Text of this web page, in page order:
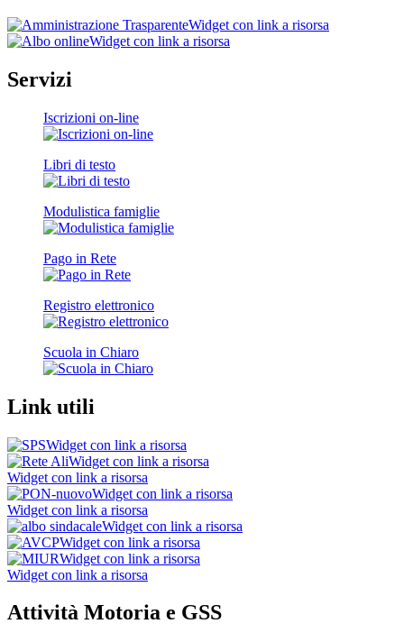
Widget con link a risorsa
Widget con link a risorsa
Servizi
Iscrizioni on-line
Libri di testo
Modulistica famiglie
Pago in Rete
Registro elettronico
Scuola in Chiaro
Link utili
Widget con link a risorsa
Widget con link a risorsa
Widget con link a risorsa
Widget con link a risorsa
Widget con link a risorsa
Widget con link a risorsa
Widget con link a risorsa
Widget con link a risorsa
Widget con link a risorsa
Attività Motoria e GSS